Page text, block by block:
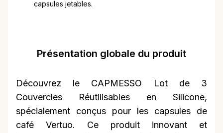
capsules jetables.
Présentation globale du produit
Découvrez le CAPMESSO Lot de 3
Couvercles Réutilisables en Silicone,
spécialement conçus pour les capsules de
café Vertuo. Ce produit innovant et